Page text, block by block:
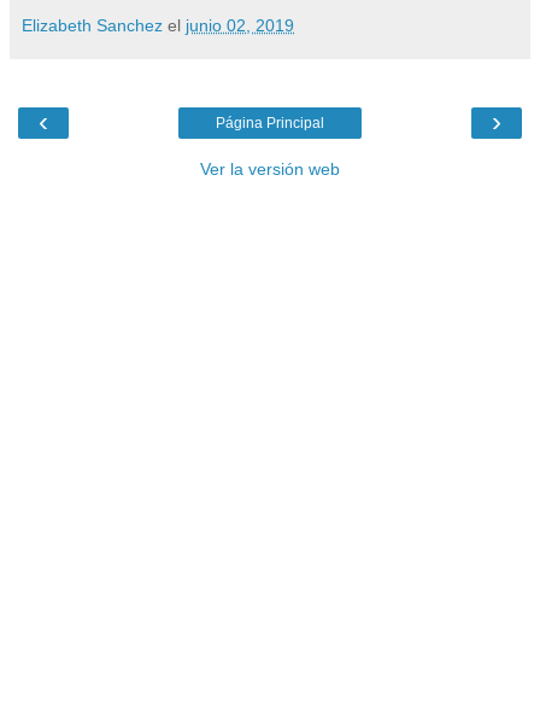
Elizabeth Sanchez el junio 02, 2019
‹ ›
Página Principal
Ver la versión web